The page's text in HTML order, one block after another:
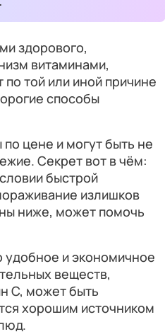
здорового,
витаминами,
той или иной причине
способы
цене и могут быть не
Секрет вот в чём:
быстрой
излишков
ниже, может помочь
и экономичное
веществ,
С, может быть
хорошим источником